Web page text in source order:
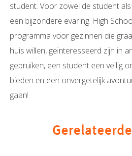
student. Voor zowel de student
een bijzondere evaring. High
programma voor gezinnen die
huis willen, geïnteresseerd zijn in
gebruiken, een student een veilig
bieden en een onvergetelijk
gaan!